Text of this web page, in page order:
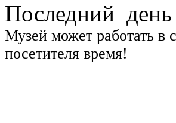
Последний
Музей может работать в
посетителя время!